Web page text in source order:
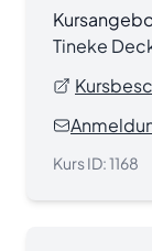
Tineke
Kurs ID:1168